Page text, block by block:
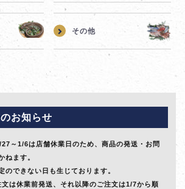
その他
お知らせ
～1/6は店舗休業日のため、商品の発送・お問
ねます。
のできない日も生じております。
は休業前発送、それ以降のご注文は1/7から順